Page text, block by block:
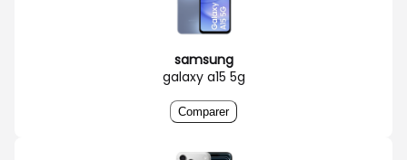
samsung
galaxy a15 5g
Comparer